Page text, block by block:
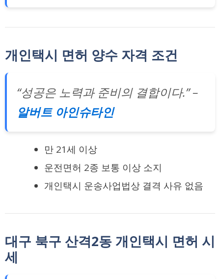
개인택시 면허 양수 자격 조건
“성공은 노력과 준비의 결합이다.” –
알버트 아인슈타인
만 21세 이상
운전면허 2종 보통 이상 소지
개인택시 운송사업법상 결격 사유 없음
대구 북구 산격2동 개인택시 면허 시
세